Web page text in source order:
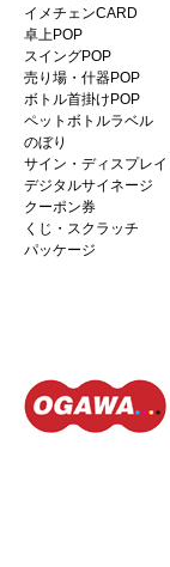
イメチェンCARD
卓上POP
スイングPOP
売り場・什器POP
ボトル首掛けPOP
ペットボトルラベル
のぼり
サイン・ディスプレイ
デジタルサイネージ
クーポン券
くじ・スクラッチ
パッケージ